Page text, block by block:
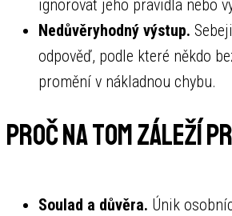
ignorovat jeho pravidla nebo
Nedůvěryhodný výstup.
odpověď, podle které někdo
promění v nákladnou chybu.
Proč na tom záleží
Soulad a důvěra. Únik